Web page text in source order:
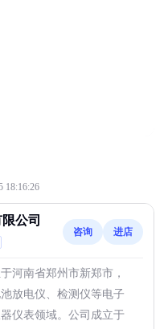
18:16:26
公司
咨询 进店
河南省郑州市新郑市，
放电仪、检测仪等电子
仪表领域。公司成立于